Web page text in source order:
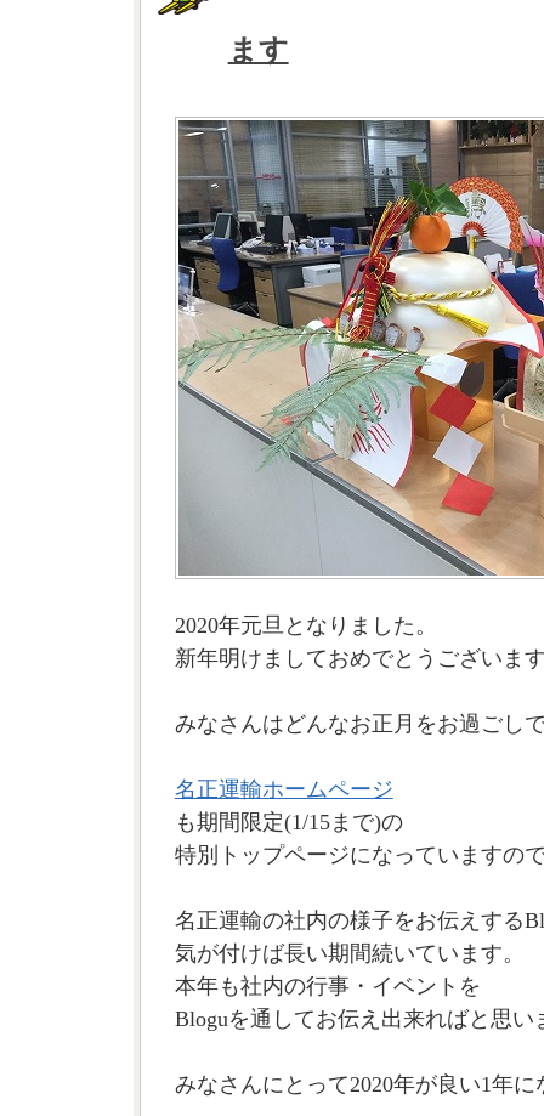
ます
2020年元旦となりました。
新年明けましておめでとうございま
みなさんはどんなお正月をお過ごし
名正運輸ホームページ
も期間限定(1/15まで)の
特別トップページになっていますの
名正運輸の社内の様子をお伝えする
気が付けば長い期間続いています。
本年も社内の行事・イベントを
Bloguを通してお伝え出来ればと思い
みなさんにとって2020年が良い1年